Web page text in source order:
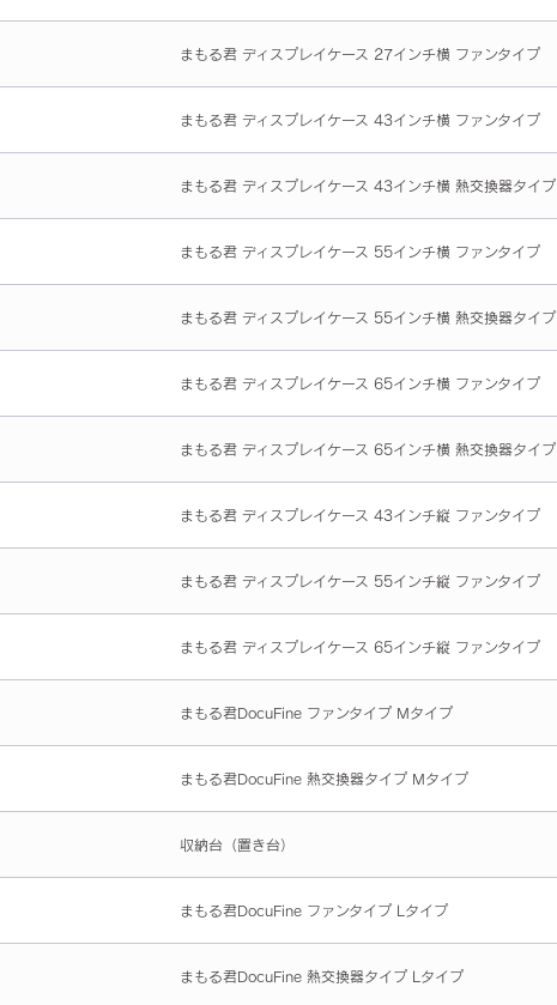
まもる君 ディスプレイケース 27インチ横 ファンタイプ
まもる君 ディスプレイケース 43インチ横 ファンタイプ
まもる君 ディスプレイケース 43インチ横 熱交換器タイプ
まもる君 ディスプレイケース 55インチ横 ファンタイプ
まもる君 ディスプレイケース 55インチ横 熱交換器タイプ
まもる君 ディスプレイケース 65インチ横 ファンタイプ
まもる君 ディスプレイケース 65インチ横 熱交換器タイプ
まもる君 ディスプレイケース 43インチ縦 ファンタイプ
まもる君 ディスプレイケース 55インチ縦 ファンタイプ
まもる君 ディスプレイケース 65インチ縦 ファンタイプ
まもる君DocuFine ファンタイプ Mタイプ
まもる君DocuFine 熱交換器タイプ Mタイプ
収納台（置き台）
まもる君DocuFine ファンタイプ Lタイプ
まもる君DocuFine 熱交換器タイプ Lタイプ